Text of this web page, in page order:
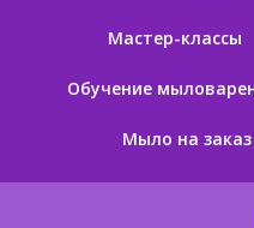
Мастер-классы
Обучение
Мыло на заказ